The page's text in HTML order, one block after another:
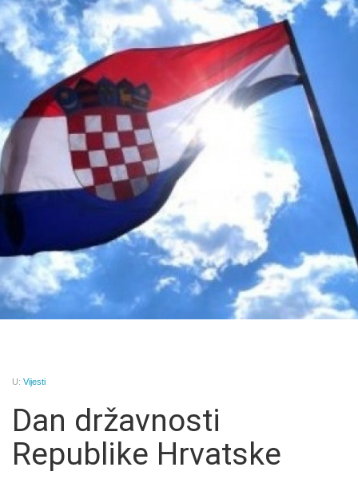
U: Vijesti
Dan državnosti
Republike Hrvatske